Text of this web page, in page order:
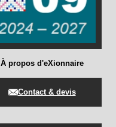
À propos d'eXionnaire
Contact & devis